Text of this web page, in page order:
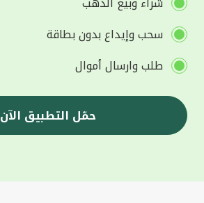
سحب وإيداع بدون بطاقة
طلب وارسال أموال
حمّل التطبيق الآن